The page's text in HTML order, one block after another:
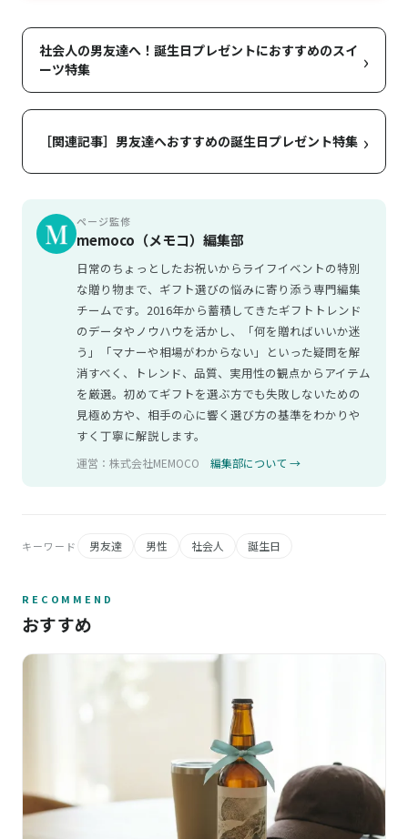
社会人の男友達へ！誕生日プレゼントにおすすめのスイ
ーツ特集
›
［関連記事］男友達へおすすめの誕生日プレゼント特集 ›
ページ監修
memoco（メモコ）編集部
日常のちょっとしたお祝いからライフイベントの特別
な贈り物まで、ギフト選びの悩みに寄り添う専門編集
チームです。2016年から蓄積してきたギフトトレンド
のデータやノウハウを活かし、「何を贈ればいいか迷
う」「マナーや相場がわからない」といった疑問を解
消すべく、トレンド、品質、実用性の観点からアイテム
を厳選。初めてギフトを選ぶ方でも失敗しないための
見極め方や、相手の心に響く選び方の基準をわかりや
すく丁寧に解説します。
運営：株式会社MEMOCO 編集部について →
キーワード 男友達 男性 社会人 誕生日
RECOMMEND
おすすめ